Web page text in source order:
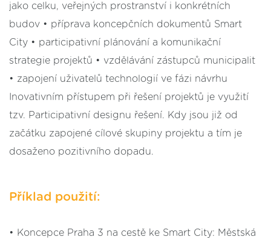
jako celku, veřejných prostranství i konkrétních
budov • příprava koncepčních dokumentů Smart
City • participativní plánování a komunikační
strategie projektů • vzdělávání zástupců municipalit
• zapojení uživatelů technologií ve fázi návrhu
Inovativním přístupem při řešení projektů je využití
tzv. Participativní designu řešení. Kdy jsou již od
začátku zapojené cílové skupiny projektu a tím je
dosaženo pozitivního dopadu.
Příklad použití:
• Koncepce Praha 3 na cestě ke Smart City: Městská